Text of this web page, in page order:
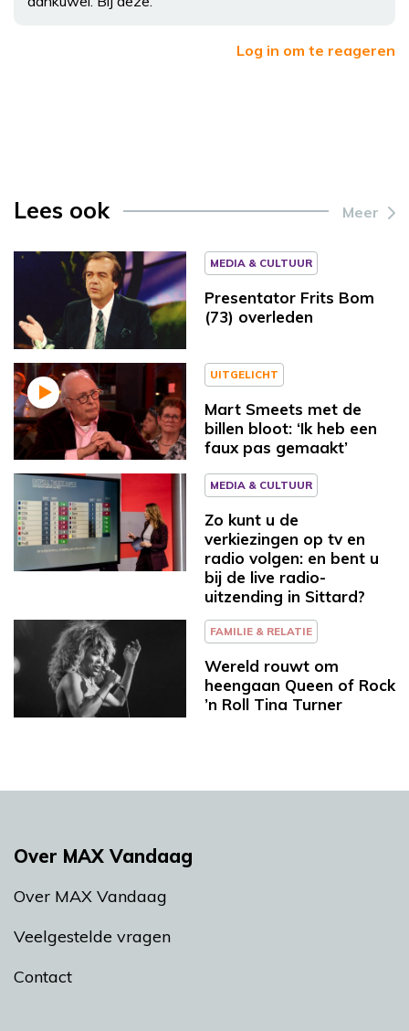
Log in om te reageren
Lees ook Meer
MEDIA & CULTUUR
Presentator Frits Bom
(73) overleden
UITGELICHT
Mart Smeets met de
billen bloot: ‘Ik heb een
faux pas gemaakt’
MEDIA & CULTUUR
Zo kunt u de
verkiezingen op tv en
radio volgen: en bent u
bij de live radio-
uitzending in Sittard?
FAMILIE & RELATIE
Wereld rouwt om
heengaan Queen of Rock
’n Roll Tina Turner
Over MAX Vandaag
Over MAX Vandaag
Veelgestelde vragen
Contact